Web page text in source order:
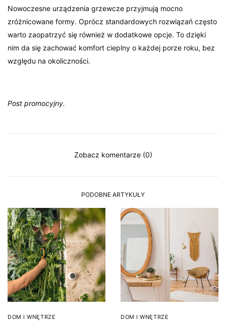
Nowoczesne urządzenia grzewcze przyjmują mocno
zróżnicowane formy. Oprócz standardowych rozwiązań często
warto zaopatrzyć się również w dodatkowe opcje. To dzięki
nim da się zachować komfort cieplny o każdej porze roku, bez
względu na okoliczności.
Post promocyjny.
Zobacz komentarze (0)
PODOBNE ARTYKUŁY
DOM I WNĘTRZE DOM I WNĘTRZE